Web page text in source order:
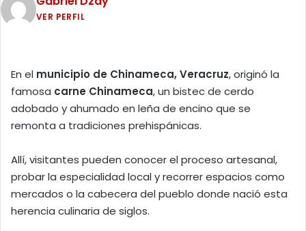
VER PERFIL
En el municipio de Chinameca, Veracruz, originó la
famosa carne Chinameca, un bistec de cerdo
adobado y ahumado en leña de encino que se
remonta a tradiciones prehispánicas.
Allí, visitantes pueden conocer el proceso artesanal,
probar la especialidad local y recorrer espacios como
mercados o la cabecera del pueblo donde nació esta
herencia culinaria de siglos.